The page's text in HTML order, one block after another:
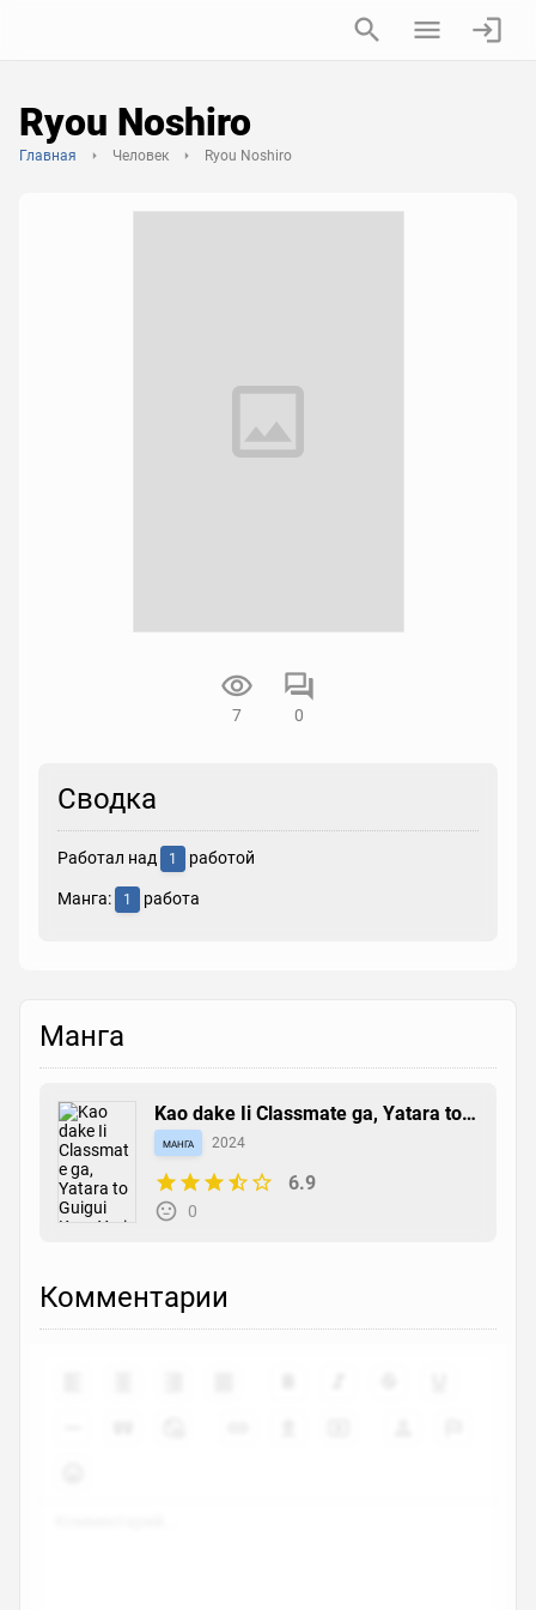
Ryou Noshiro
Главная Человек Ryou Noshiro
7 0
Сводка
Работал над 1 работой
Манга: 1 работа
Манга
Kao dake Ii Classmate ga, Yatara to
Guigui Kuru Yuri no Hanashi.
манга 2024
6.9
0
Комментарии